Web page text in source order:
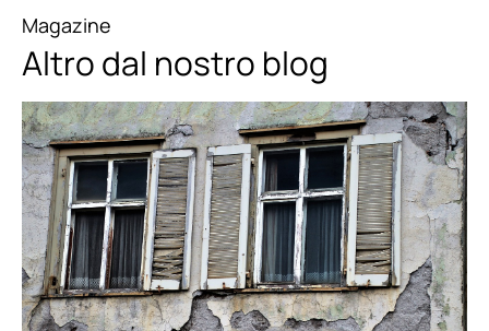
Magazine
Altro dal nostro blog